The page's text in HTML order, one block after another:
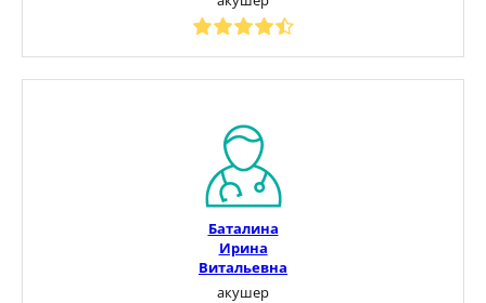
Баталина
Ирина
Витальевна
акушер